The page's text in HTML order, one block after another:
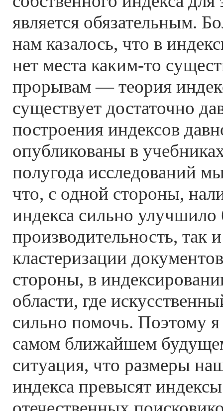
является обязательным.
нам казалось, что в
нет места каким-то
прорывам — теория
существует достаточно
построения индексов
опубликованы в
полугода исследований
что, с одной стороны,
индекса сильно улучшило
производительность, так
кластеризации
стороны, в
области, где
сильно помочь. Поэтому
самом ближайшем
ситуация, что размеры
индекса превысят